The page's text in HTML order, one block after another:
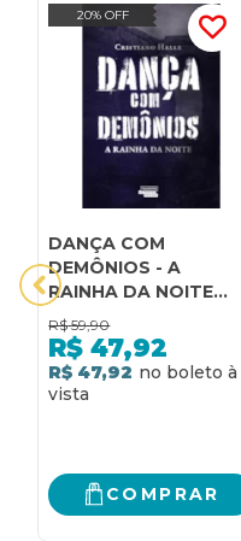
20% OFF
DANÇA COM
DEMÔNIOS - A
RAINHA DA NOITE
(VOL. 2): A RAINHA DA
NOITE
R$ 59,90
R$ 47,92
R$ 47,92
COMPRAR